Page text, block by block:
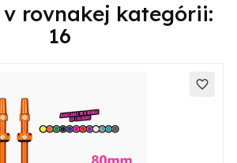
rovnakej kategórii:
16
favorite_border